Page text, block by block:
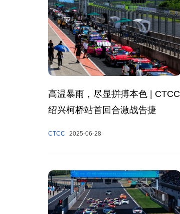
高温暴雨，尽显拼搏本色 | CTCC
绍兴柯桥站首回合激战告捷
CTCC 2025-06-28